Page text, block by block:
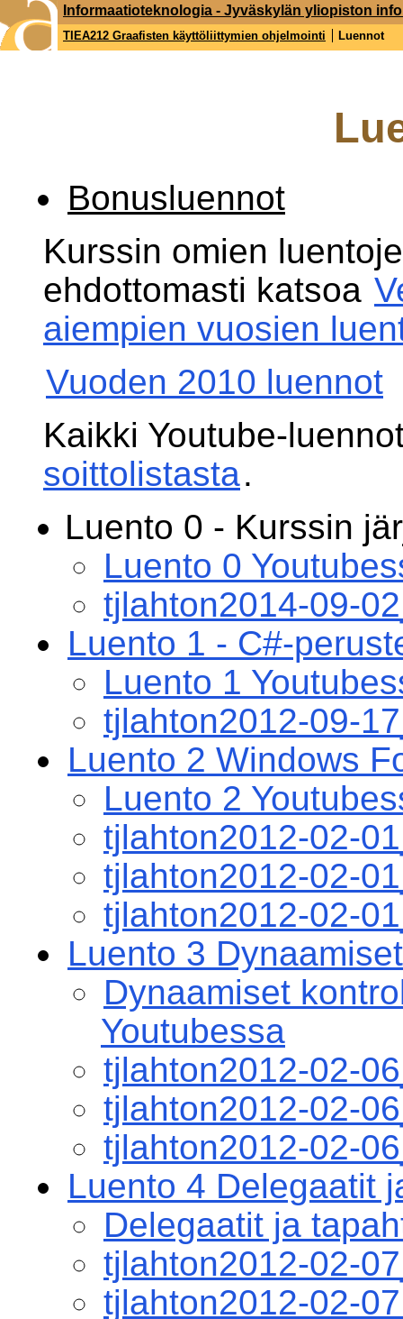
Bonusluennot
Kurssin omien
ehdottomasti katsoa
aiempien vuosien
Vuoden 2010 luennot
Kaikki Youtube-
soittolistasta.
Luento 0 - Kurssin
Luento 0
tjlahton2014-09-
Luento 1 - C#-
Luento 1
tjlahton2012-09-
Luento 2 Windows
Luento 2
tjlahton2012-02-
tjlahton2012-02-
tjlahton2012-02-
Luento 3
Dynaamiset
Youtubessa
tjlahton2012-02-
tjlahton2012-02-
tjlahton2012-02-
Luento 4 Delegaatit
Delegaatit ja
tjlahton2012-02-
tjlahton2012-02-
Informaatioteknologia - Jyväskylän yliopiston
TIEA212 Graafisten käyttöliittymien ohjelmointi Luennot